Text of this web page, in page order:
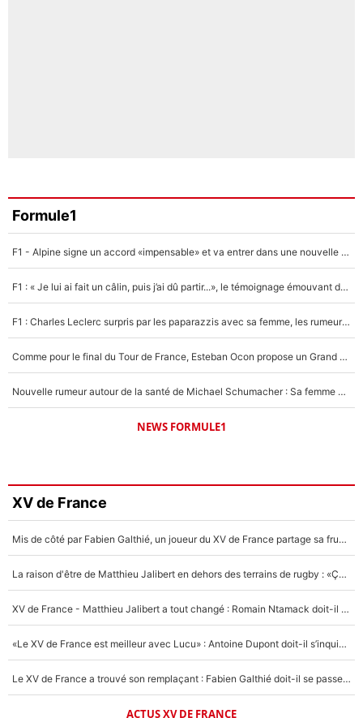
Formule1
F1 - Alpine signe un accord «impensable» et va entrer dans une nouvelle dimension : Grande nouvelle pour Pierre Gasly !
F1 : « Je lui ai fait un câlin, puis j’ai dû partir...», le témoignage émouvant de Max Verstappen sur sa fille
F1 : Charles Leclerc surpris par les paparazzis avec sa femme, les rumeurs étaient vraies !
Comme pour le final du Tour de France, Esteban Ocon propose un Grand Prix de Formule 1 à Paris : «Autour de l’Arc de Triomphe, ce serait génial» !
Nouvelle rumeur autour de la santé de Michael Schumacher : Sa femme Corinna sort du silence
NEWS FORMULE1
XV de France
Mis de côté par Fabien Galthié, un joueur du XV de France partage sa frustration : «ils ne me l’ont pas dit tout de suite»
La raison d'être de Matthieu Jalibert en dehors des terrains de rugby : «Ça m'atteint autant que si tu touches à un membre de ma famille»
XV de France - Matthieu Jalibert a tout changé : Romain Ntamack doit-il s’inquiéter pour sa place à un an de la Coupe du monde ?
«Le XV de France est meilleur avec Lucu» : Antoine Dupont doit-il s’inquiéter pour sa place ?
Le XV de France a trouvé son remplaçant : Fabien Galthié doit-il se passer d'Antoine Dupont ?
ACTUS XV DE FRANCE